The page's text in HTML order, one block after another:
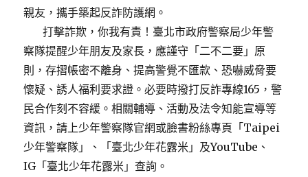
親友，攜手築起反詐防護網。
打擊詐欺，你我有責！臺北市政府警察局少年警
察隊提醒少年朋友及家長，應謹守「二不二要」原
則，存摺帳密不離身、提高警覺不匯款、恐嚇威脅要
懷疑、誘人福利要求證。必要時撥打反詐專線165，警
民合作刻不容緩。相關輔導、活動及法令知能宣導等
資訊，請上少年警察隊官網或臉書粉絲專頁「Taipei
少年警察隊」、「臺北少年花露米」及YouTube、
IG「臺北少年花露米」查詢。